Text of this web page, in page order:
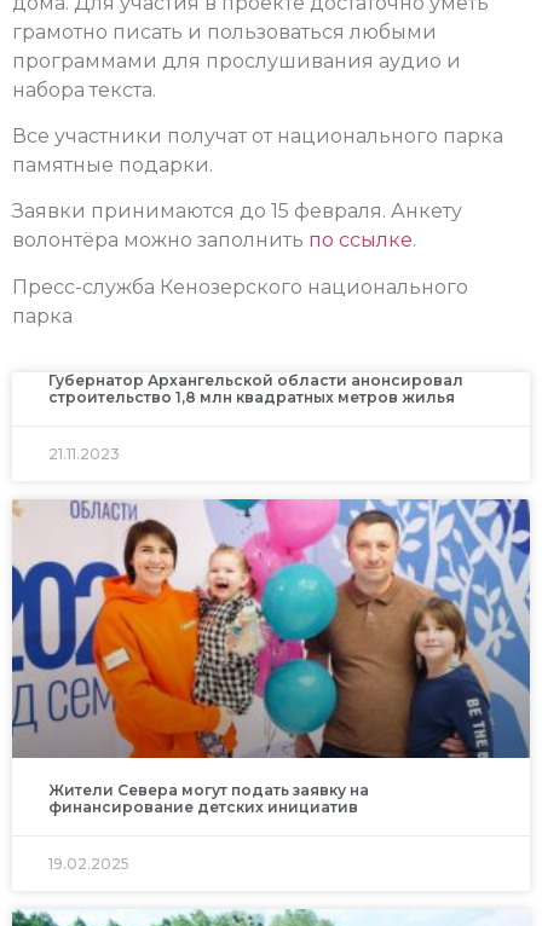
грамотно писать и пользоваться любыми
программами для прослушивания аудио и
набора текста.
Все участники получат от национального парка
памятные подарки.
Заявки принимаются до 15 февраля. Анкету
волонтёра можно заполнить по ссылке.
Пресс-служба Кенозерского национального
парка
Губернатор Архангельской области анонсировал
строительство 1,8 млн квадратных метров жилья
21.11.2023
Жители Севера могут подать заявку на
финансирование детских инициатив
19.02.2025